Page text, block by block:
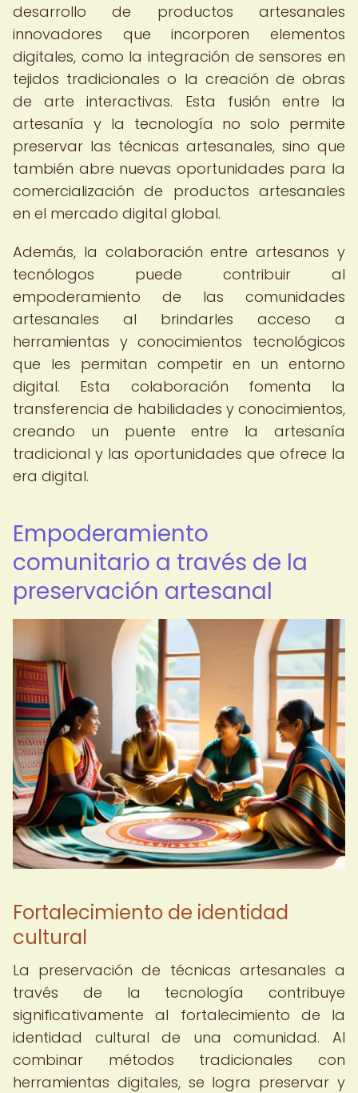
desarrollo de productos artesanales
innovadores que incorporen elementos
digitales, como la integración de sensores en
tejidos tradicionales o la creación de obras
de arte interactivas. Esta fusión entre la
artesanía y la tecnología no solo permite
preservar las técnicas artesanales, sino que
también abre nuevas oportunidades para la
comercialización de productos artesanales
en el mercado digital global.
Además, la colaboración entre artesanos y
tecnólogos puede contribuir al
empoderamiento de las comunidades
artesanales al brindarles acceso a
herramientas y conocimientos tecnológicos
que les permitan competir en un entorno
digital. Esta colaboración fomenta la
transferencia de habilidades y conocimientos,
creando un puente entre la artesanía
tradicional y las oportunidades que ofrece la
era digital.
Empoderamiento
comunitario a través de la
preservación artesanal
Fortalecimiento de identidad
cultural
La preservación de técnicas artesanales a
través de la tecnología contribuye
significativamente al fortalecimiento de la
identidad cultural de una comunidad. Al
combinar métodos tradicionales con
herramientas digitales, se logra preservar y